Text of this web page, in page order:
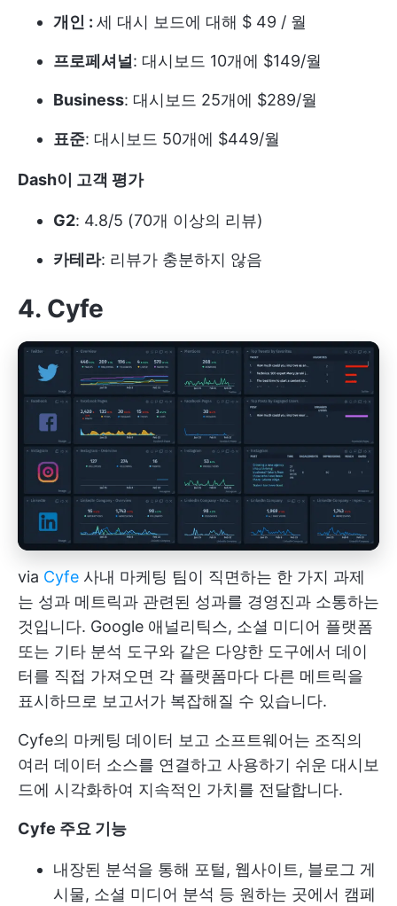
개인 : 세 대시 보드에 대해 $ 49 / 월
프로페셔널: 대시보드 10개에 $149/월
Business: 대시보드 25개에 $289/월
표준: 대시보드 50개에 $449/월
Dash이 고객 평가
G2: 4.8/5 (70개 이상의 리뷰)
카테라: 리뷰가 충분하지 않음
4. Cyfe
via Cyfe 사내 마케팅 팀이 직면하는 한 가지 과제
는 성과 메트릭과 관련된 성과를 경영진과 소통하는
것입니다. Google 애널리틱스, 소셜 미디어 플랫폼
또는 기타 분석 도구와 같은 다양한 도구에서 데이
터를 직접 가져오면 각 플랫폼마다 다른 메트릭을
표시하므로 보고서가 복잡해질 수 있습니다.
Cyfe의 마케팅 데이터 보고 소프트웨어는 조직의
여러 데이터 소스를 연결하고 사용하기 쉬운 대시보
드에 시각화하여 지속적인 가치를 전달합니다.
Cyfe 주요 기능
내장된 분석을 통해 포털, 웹사이트, 블로그 게
시물, 소셜 미디어 분석 등 원하는 곳에서 캠페